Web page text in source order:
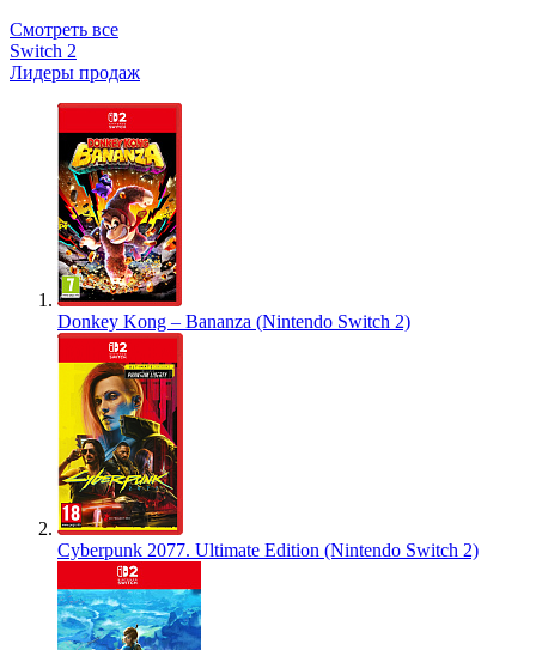
Смотреть все
Switch 2
Лидеры продаж
Donkey Kong – Bananza (Nintendo Switch 2)
Cyberpunk 2077. Ultimate Edition (Nintendo Switch 2)